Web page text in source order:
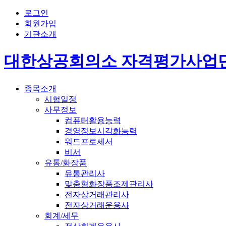
로그인
회원가입
기관소개
대한상공회의소 자격평가사업
종목소개
시험일정
사무정보
컴퓨터활용능력
경영정보시각화능력
워드프로세서
비서
유통/화장품
유통관리사
맞춤형화장품조제관리사
전자상거래관리사
전자상거래운용사
회계/세무